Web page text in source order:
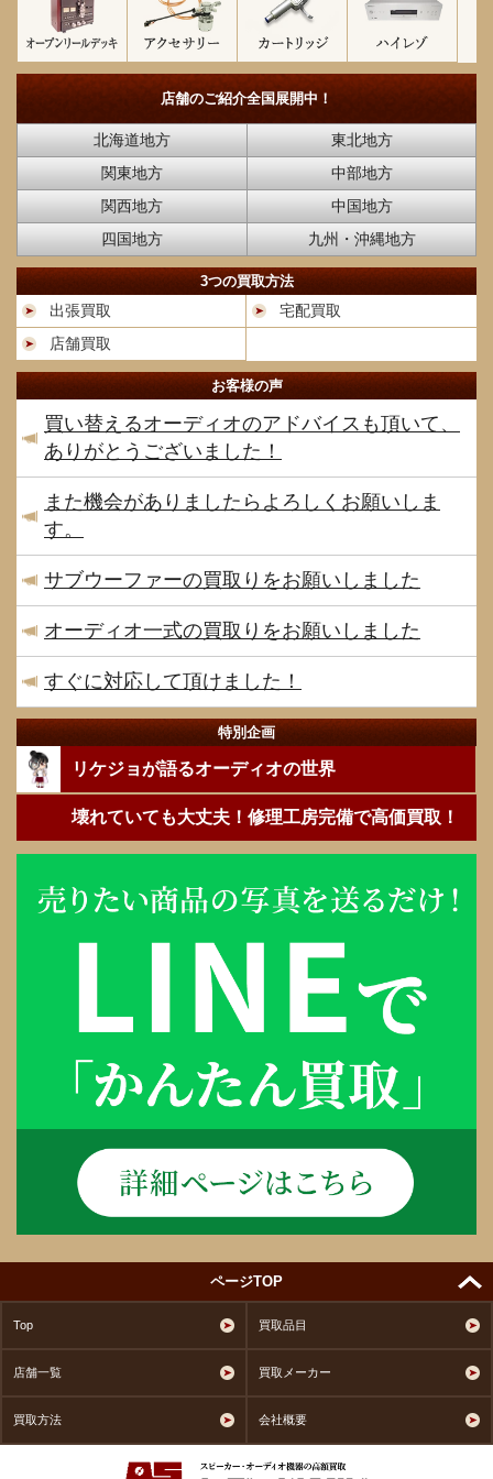
店舗のご紹介全国展開中！
北海道地方
東北地方
関東地方
中部地方
関西地方
中国地方
四国地方
九州・沖縄地方
3つの買取方法
出張買取
宅配買取
店舗買取
お客様の声
買い替えるオーディオのアドバイスも頂いて、
ありがとうございました！
また機会がありましたらよろしくお願いしま
す。
サブウーファーの買取りをお願いしました
オーディオ一式の買取りをお願いしました
すぐに対応して頂けました！
特別企画
リケジョが語るオーディオの世界
壊れていても大丈夫！修理工房完備で高価買取！
ページTOP
Top 買取品目
店舗一覧 買取メーカー
買取方法 会社概要